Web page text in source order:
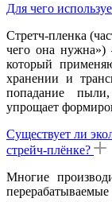
Для чего
Стретч-пленка
чего она нужна»)
который
хранении и
попадание
упрощает
Существует ли
стрейч-плёнке?
Многие